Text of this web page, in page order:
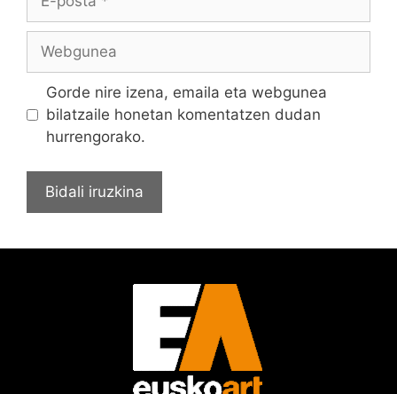
Gorde nire izena, emaila eta webgunea
bilatzaile honetan komentatzen dudan
hurrengorako.